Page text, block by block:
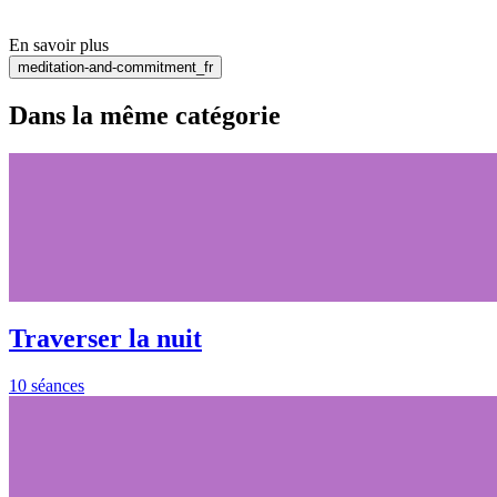
En savoir plus
meditation-and-commitment_fr
Dans la même catégorie
Traverser la nuit
10 séances